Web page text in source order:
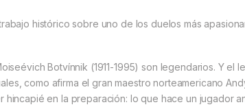
histórico sobre uno de los duelos más
Botvínnik (1911-1995) son legendarios. Y
como afirma el gran maestro norteamericano
hincapié en la preparación: lo que hace un jugador